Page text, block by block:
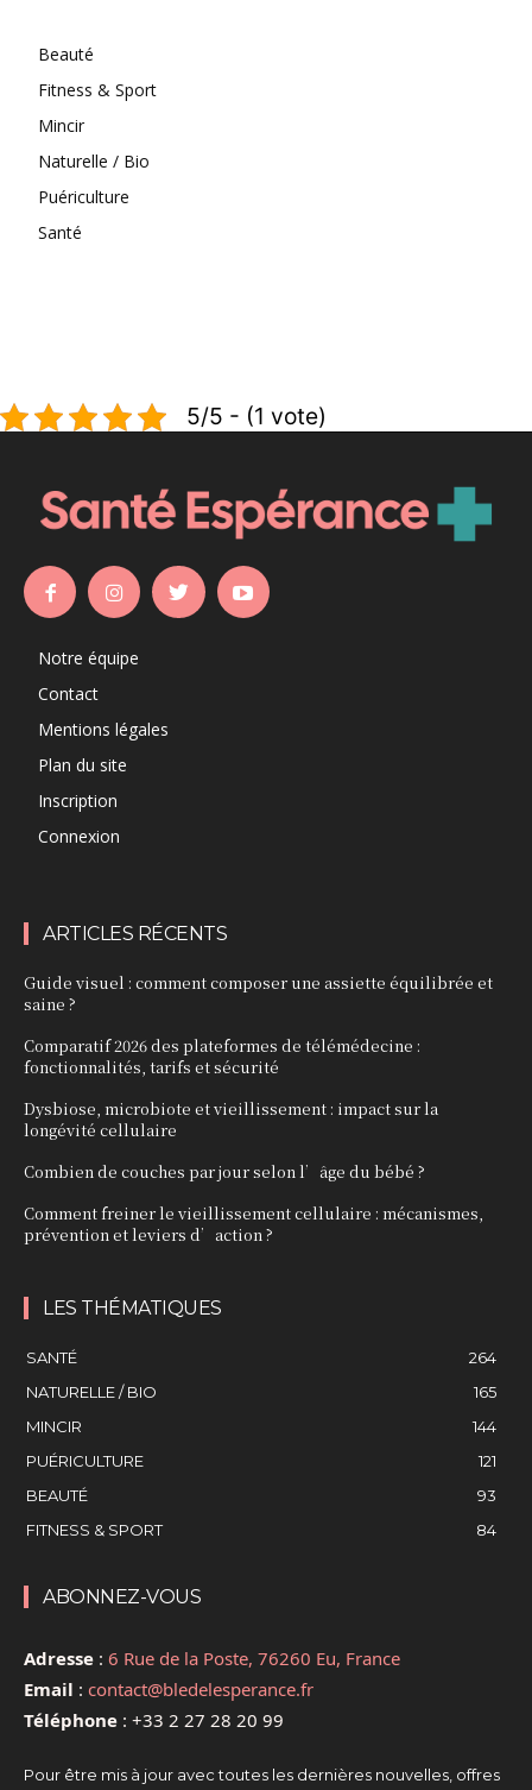
Beauté
Fitness & Sport
Mincir
Naturelle / Bio
Puériculture
Santé
5/5 - (1 vote)
Notre équipe
Contact
Mentions légales
Plan du site
Inscription
Connexion
ARTICLES RÉCENTS
Guide visuel : comment composer une assiette équilibrée et
saine ?
Comparatif 2026 des plateformes de télémédecine :
fonctionnalités, tarifs et sécurité
Dysbiose, microbiote et vieillissement : impact sur la
longévité cellulaire
Combien de couches par jour selon l’âge du bébé ?
Comment freiner le vieillissement cellulaire : mécanismes,
prévention et leviers d’action ?
LES THÉMATIQUES
SANTÉ
264
NATURELLE / BIO
165
MINCIR
144
PUÉRICULTURE
121
BEAUTÉ
93
FITNESS & SPORT
84
ABONNEZ-VOUS
Adresse : 6 Rue de la Poste, 76260 Eu, France
Email : contact@bledelesperance.fr
Téléphone : +33 2 27 28 20 99
Pour être mis à jour avec toutes les dernières nouvelles, offres